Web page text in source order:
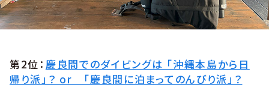
第2位： 慶良間でのダイビングは 「沖縄本島から日
帰り派」？ or 「慶良間に泊まってのんびり派」？